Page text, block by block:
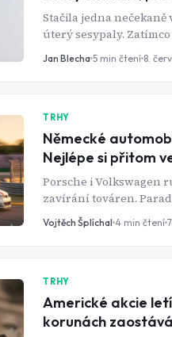
Stačila jedna nečekaně
úterý sesypaly.
zbledli, ti s rozloženým
Jan Blecha 5 min čtení 8.
TRHY
Německé
Nejlépe si přitom
Porsche i Volkswagen
zavírání továren.
koncernu má Škoda
Vojtěch Šplíchal 4 min čtení
TRHY
Americké akcie
korunách